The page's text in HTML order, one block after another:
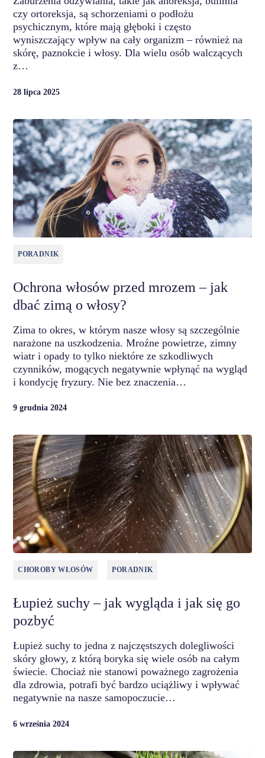
czy ortoreksja, są schorzeniami o podłożu
psychicznym, które mają głęboki i często
wyniszczający wpływ na cały organizm – również na
skórę, paznokcie i włosy. Dla wielu osób walczących
z…
28 lipca 2025
PORADNIK
Ochrona włosów przed mrozem – jak
dbać zimą o włosy?
Zima to okres, w którym nasze włosy są szczególnie
narażone na uszkodzenia. Mroźne powietrze, zimny
wiatr i opady to tylko niektóre ze szkodliwych
czynników, mogących negatywnie wpłynąć na wygląd
i kondycję fryzury. Nie bez znaczenia…
9 grudnia 2024
CHOROBY WŁOSÓW PORADNIK
Łupież suchy – jak wygląda i jak się go
pozbyć
Łupież suchy to jedna z najczęstszych dolegliwości
skóry głowy, z którą boryka się wiele osób na całym
świecie. Chociaż nie stanowi poważnego zagrożenia
dla zdrowia, potrafi być bardzo uciążliwy i wpływać
negatywnie na nasze samopoczucie…
6 września 2024